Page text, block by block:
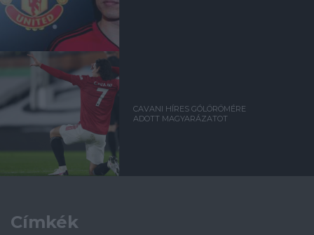
CAVANI HÍRES GÓLÖRÖMÉRE
ADOTT MAGYARÁZATOT
Címkék